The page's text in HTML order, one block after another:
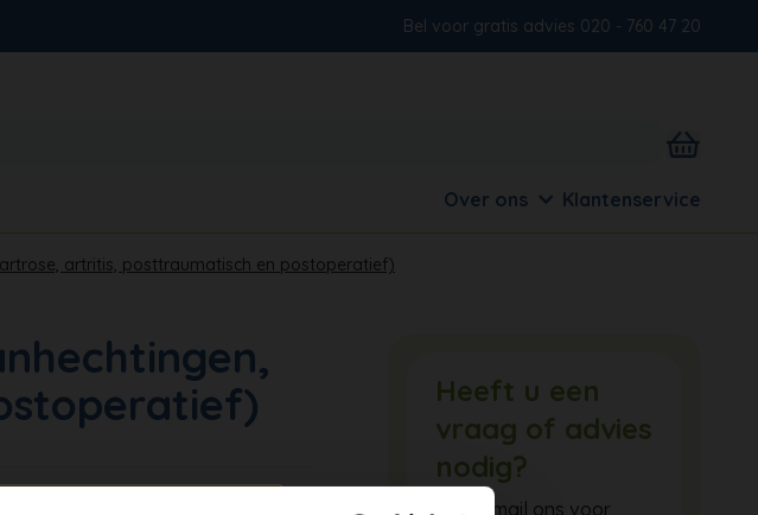
Bel voor gratis advies 020 - 760 47 20
Over ons Klantenservice
artritis, posttraumatisch en postoperatief)
Heeft u een
vraag of advies
nodig?
Bel of mail ons voor